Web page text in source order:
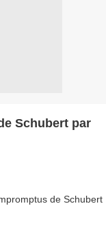
Schubert par